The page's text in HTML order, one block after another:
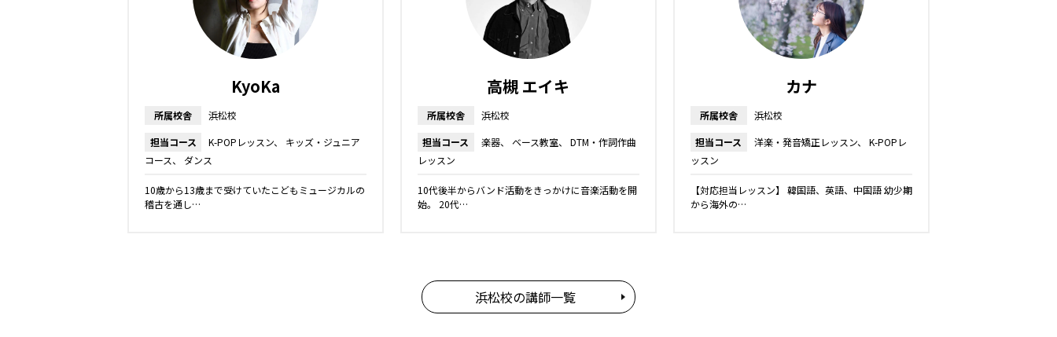
KyoKa
所属校舎
浜松校
担当コース
K-POPレッスン
キッズ・ジュニア
コース
ダンス
10歳から13歳まで受けていたこどもミュージカルの
稽古を通し…
高槻 エイキ
所属校舎
浜松校
担当コース
楽器 ベース教室
DTM・作詞作曲
レッスン
10代後半からバンド活動をきっかけに音楽活動を開
始。 20代…
カナ
所属校舎
浜松校
担当コース
洋楽・発音矯正レッスン
K-POPレ
ッスン
【対応担当レッスン】 韓国語、英語、中国語 幼少期
から海外の…
浜松校の講師一覧